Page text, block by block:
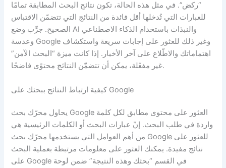
“ركض”. في مثل هذه الحالة، تكون نتائج البحث المطابقة تمامًا
للعبارات التي تُدخلها أقل فائدة من النتائج التي تتضمّن الاقتباس
الصحيح. جرِّب وضع AI والنبذات باستخدام الذكاء الاصطناعي
وعدسة Google وغير ذلك للعثور على إجابات سريعة واستكشاف
اهتماماتك والاطّلاع على آخر الأخبار. إذا كانت ميزة “البحث الآمن”
غير مفعّلة، يمكن أن تتضمّن النتائج محتوًى فاضحًا.
كيفية ارتباط النتائج ببحثك على Google
يحاول محرّك بحث Google العثور على محتوى مطابق لكل كلمة
واردة في طلب البحث. إنّ عبارات البحث أو الكلمات الرئيسية هي
من أهم العوامل التي يستخدمها محرّك بحث Google للعثور على
نتائج مفيدة. يمكنك العثور على معلومات مرتبطة بعملية البحث
على Google في القسم “بحثك وهذه النتيجة” ضمن لوحة